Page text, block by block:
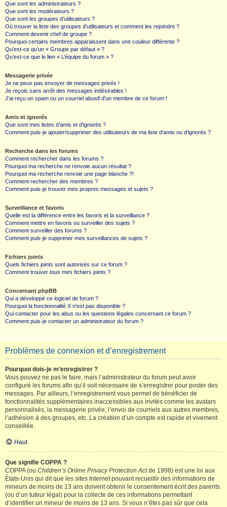
Que sont les administrateurs ?
Que sont les modérateurs ?
Que sont les groupes d’utilisateurs ?
Où trouver la liste des groupes d’utilisateurs et comment les rejoindre ?
Comment devenir chef de groupe ?
Pourquoi certains membres apparaissent dans une couleur différente ?
Qu’est-ce qu’un « Groupe par défaut » ?
Qu’est-ce que le lien « L’équipe du forum » ?
Messagerie privée
Je ne peux pas envoyer de messages privés !
Je reçois sans arrêt des messages indésirables !
J’ai reçu un spam ou un courriel abusif d’un membre de ce forum !
Amis et ignorés
Que sont mes listes d’amis et d’ignorés ?
Comment puis-je ajouter/supprimer des utilisateurs de ma liste d’amis ou d’ignorés ?
Recherche dans les forums
Comment rechercher dans les forums ?
Pourquoi ma recherche ne renvoie aucun résultat ?
Pourquoi ma recherche renvoie une page blanche ?!
Comment rechercher des membres ?
Comment puis-je trouver mes propres messages et sujets ?
Surveillance et favoris
Quelle est la différence entre les favoris et la surveillance ?
Comment mettre en favoris ou surveiller des sujets ?
Comment surveiller des forums ?
Comment puis-je supprimer mes surveillances de sujets ?
Fichiers joints
Quels fichiers joints sont autorisés sur ce forum ?
Comment trouver tous mes fichiers joints ?
Concernant phpBB
Qui a développé ce logiciel de forum ?
Pourquoi la fonctionnalité X n’est pas disponible ?
Qui contacter pour les abus ou les questions légales concernant ce forum ?
Comment puis-je contacter un administrateur du forum ?
Problèmes de connexion et d’enregistrement
Pourquoi dois-je m’enregistrer ?
Vous pouvez ne pas le faire, mais l’administrateur du forum peut avoir
configuré les forums afin qu’il soit nécessaire de s’enregistrer pour poster des
messages. Par ailleurs, l’enregistrement vous permet de bénéficier de
fonctionnalités supplémentaires inaccessibles aux invités comme les avatars
personnalisés, la messagerie privée, l’envoi de courriels aux autres membres,
l’adhésion à des groupes, etc. La création d’un compte est rapide et vivement
conseillée.
Haut
Que signifie COPPA ?
COPPA (ou Children’s Online Privacy Protection Actde 1998) est une loi aux
États-Unis qui dit que les sites Internet pouvant recueillir des informations de
mineurs de moins de 13 ans doivent obtenir le consentement écrit des parents
(ou d’un tuteur légal) pour la collecte de ces informations permettant
d’identifier un mineur de moins de 13 ans. Si vous n’êtes pas sûr que cela